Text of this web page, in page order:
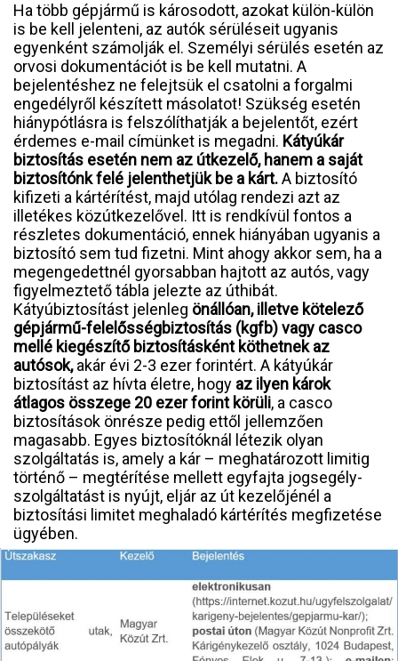
Ha több gépjármű is károsodott, azokat külön-külön
is be kell jelenteni, az autók sérüléseit ugyanis
egyenként számolják el. Személyi sérülés esetén az
orvosi dokumentációt is be kell mutatni. A
bejelentéshez ne felejtsük el csatolni a forgalmi
engedélyről készített másolatot! Szükség esetén
hiánypótlásra is felszólíthatják a bejelentőt, ezért
érdemes e-mail címünket is megadni. Kátyúkár
biztosítás esetén nem az útkezelő, hanem a saját
biztosítónk felé jelenthetjük be a kárt.A biztosító
kifizeti a kártérítést, majd utólag rendezi azt az
illetékes közútkezelővel. Itt is rendkívül fontos a
részletes dokumentáció, ennek hiányában ugyanis a
biztosító sem tud fizetni. Mint ahogy akkor sem, ha a
megengedettnél gyorsabban hajtott az autós, vagy
figyelmeztető tábla jelezte az úthibát.
Kátyúbiztosítást jelenleg önállóan, illetve kötelező
gépjármű-felelősségbiztosítás (kgfb) vagy casco
mellé kiegészítő biztosításként köthetnek az
autósok,akár évi 2-3 ezer forintért. A kátyúkár
biztosítást az hívta életre, hogy az ilyen károk
átlagos összege 20 ezer forint körüli, a casco
biztosítások önrésze pedig ettől jellemzően
magasabb. Egyes biztosítóknál létezik olyan
szolgáltatás is, amely a kár – meghatározott limitig
történő – megtérítése mellett egyfajta jogsegély-
szolgáltatást is nyújt, eljár az út kezelőjénél a
biztosítási limitet meghaladó kártérítés megfizetése
ügyében.